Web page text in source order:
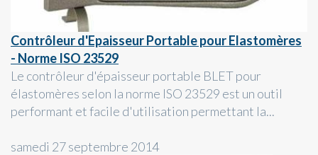
Contrôleur d'Epaisseur Portable pour Elastomères
- Norme ISO 23529
Le contrôleur d'épaisseur portable BLET pour
élastomères selon la norme ISO 23529 est un outil
performant et facile d'utilisation permettant la...
samedi 27 septembre 2014